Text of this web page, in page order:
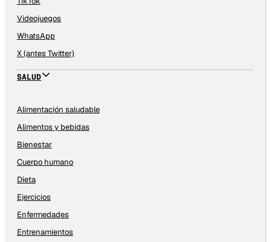
Videojuegos
WhatsApp
X (antes Twitter)
SALUD
Alimentación saludable
Alimentos y bebidas
Bienestar
Cuerpo humano
Dieta
Ejercicios
Enfermedades
Entrenamientos